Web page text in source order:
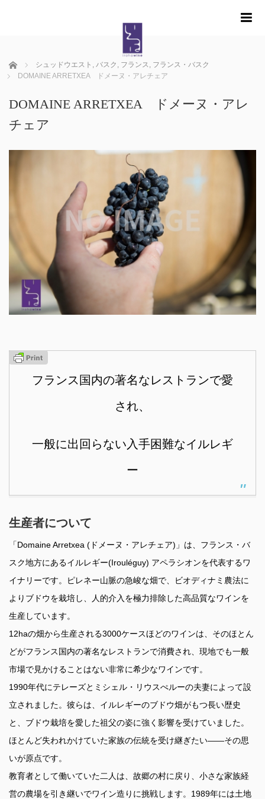
ホーム シュッドウエスト , バスク , フランス, フランス・バスク
DOMAINE ARRETXEA ドメーヌ・アレチェア
DOMAINE ARRETXEA ドメーヌ・アレ
チェア
フランス国内の著名なレストランで愛
され、
一般に出回らない入手困難なイルレギ
ー
生産者について
「Domaine Arretxea (ドメーヌ・アレチェア)」は、フランス・バ
スク地方にあるイルレギー(Irouléguy) アペラシオンを代表するワ
イナリーです。ピレネー山脈の急峻な畑で、ビオディナミ農法に
よりブドウを栽培し、人的介入を極力排除した高品質なワインを
生産しています。
12haの畑から生産される3000ケースほどのワインは、そのほとん
どがフランス国内の著名なレストランで消費され、現地でも一般
市場で見かけることはない非常に希少なワインです。
1990年代にテレーズとミシェル・リウスぺルーの夫妻によって設
立されました。彼らは、イルレギーのブドウ畑がもつ長い歴史
と、ブドウ栽培を愛した祖父の姿に強く影響を受けていました。
ほとんど失われかけていた家族の伝統を受け継ぎたい――その思
いが原点です。
教育者として働いていた二人は、故郷の村に戻り、小さな家族経
営の農場を引き継いでワイン造りに挑戦します。1989年には土地